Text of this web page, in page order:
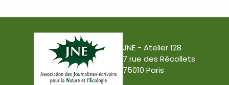
JNE - Atelier 128
7 rue des Récollets
75010 Paris